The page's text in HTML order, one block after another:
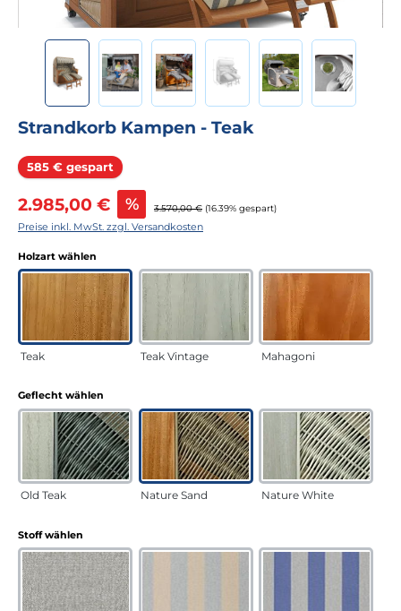
Strandkorb Kampen - Teak
585 € gespart Rabatt
Verkaufspreis:
2.985,00 € % Regulärer Preis:
3.570,00 € (16.39% gespart)
Preise inkl. MwSt. zzgl. Versandkosten
Holzart wählen
Teak Teak Vintage Mahagoni
Geflecht wählen
Old Teak Nature Sand Nature White
Stoff wählen